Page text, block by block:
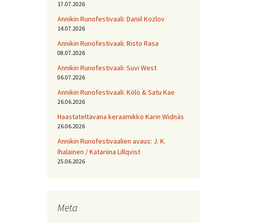
17.07.2026
Annikin Runofestivaali: Daniil Kozlov
14.07.2026
Annikin Runofestivaali: Risto Rasa
08.07.2026
Annikin Runofestivaali: Suvi West
06.07.2026
Annikin Runofestivaali: Kölö & Satu Kae
26.06.2026
Haastateltavana keraamikko Karin Widnäs
26.06.2026
Annikin Runofestivaalien avaus: J. K.
Ihalainen / Katariina Lillqvist
25.06.2026
Meta